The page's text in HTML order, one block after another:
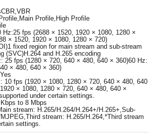
CBR,VBR
Profile,High Profile
Hz:25 fps (2688 × 1520, 1920 × 1080, 1280 ×
× 1520, 1920 × 1080, 1280 × 720)
1 fixed region for main stream and sub-stream
(SVC)H.264 and H.265 encoding
25 fps (1280 × 720, 640 × 480, 640 × 360)60 Hz:
× 480, 640 × 360)
Yes
10 fps (1920 × 1080, 1280 × 720, 640 × 480, 640
× 1080, 1280 × 720, 640 × 480, 640 ×
under certain settings.
to 8 Mbps
stream: H.265/H.264/H.264+/H.265+,Sub-
stream: H.265/H.264,*Third stream
settings.